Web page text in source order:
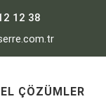
12 38
ÇÖZÜMLER